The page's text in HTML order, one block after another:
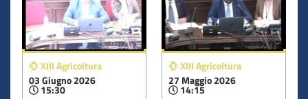
Circuito chiuso digitale
XIII Agricoltura
03 Giugno 2026
15:30
XIII Agricoltura
27 Maggio 2026
14:15